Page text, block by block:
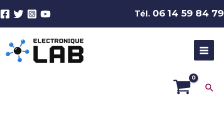
au
Tél. 06 14 59 84 79